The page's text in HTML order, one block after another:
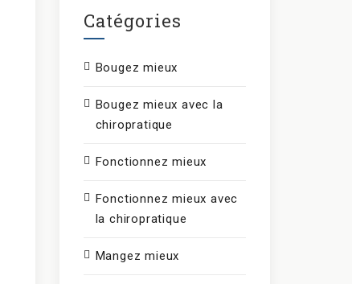
Catégories
Bougez mieux
Bougez mieux avec la
chiropratique
Fonctionnez mieux
Fonctionnez mieux avec
la chiropratique
Mangez mieux